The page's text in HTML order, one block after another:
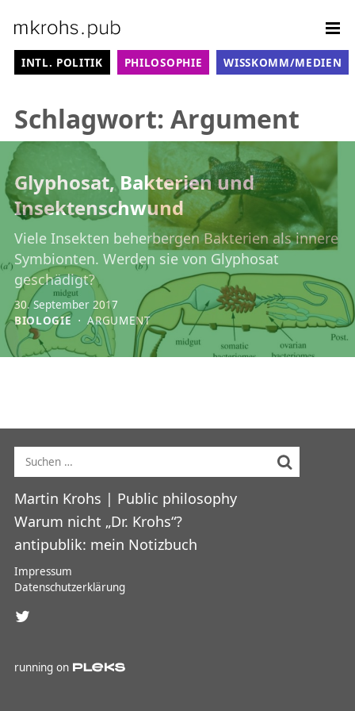
KATEGORIE-MENÜ
INTL. POLITIK PHILOSOPHIE WISSKOMM/MEDIEN
Schlagwort: Argument
Glyphosat, Bakterien und
Insektenschwund
Viele Insekten beherbergen Bakterien als innere
Symbionten. Werden sie von Glyphosat
geschädigt?
30. September 2017
BIOLOGIE⋅ARGUMENT
Hauptmenü
Martin Krohs | Public philosophy
Warum nicht „Dr. Krohs“?
antipublik: mein Notizbuch
Impressum
Datenschutzerklärung
running on